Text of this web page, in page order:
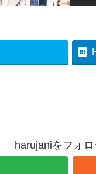
harujaniをフォ